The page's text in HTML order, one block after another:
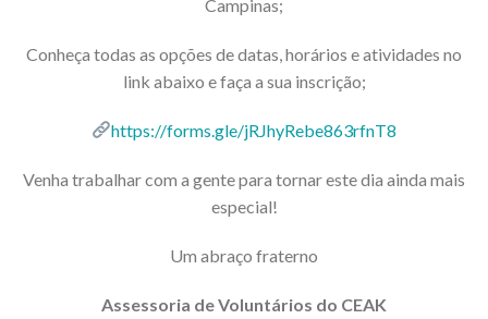
Campinas;
Conheça todas as opções de datas, horários e atividades no
link abaixo e faça a sua inscrição;
https://forms.gle/jRJhyRebe863rfnT8
Venha trabalhar com a gente para tornar este dia ainda mais
especial!
Um abraço fraterno
Assessoria de Voluntários do CEAK